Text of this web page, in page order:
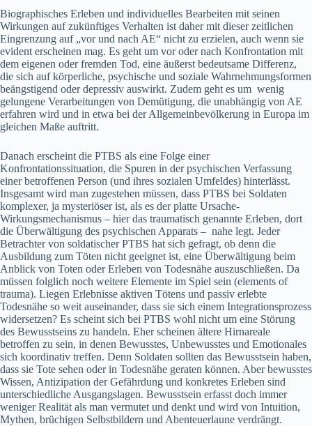
Biographisches Erleben und individuelles Bearbeiten mit seinen
Wirkungen auf zukünftiges Verhalten ist daher mit dieser zeitlichen
Eingrenzung auf „vor und nach AE“ nicht zu erzielen, auch wenn sie
evident erscheinen mag. Es geht um vor oder nach Konfrontation mit
dem eigenen oder fremden Tod, eine äußerst bedeutsame Differenz,
die sich auf körperliche, psychische und soziale Wahrnehmungsformen
beängstigend oder depressiv auswirkt. Zudem geht es um wenig
gelungene Verarbeitungen von Demütigung, die unabhängig von AE
erfahren wird und in etwa bei der Allgemeinbevölkerung in Europa im
gleichen Maße auftritt.
Danach erscheint die PTBS als eine Folge einer
Konfrontationssituation, die Spuren in der psychischen Verfassung
einer betroffenen Person (und ihres sozialen Umfeldes) hinterlässt.
Insgesamt wird man zugestehen müssen, dass PTBS bei Soldaten
komplexer, ja mysteriöser ist, als es der platte Ursache-
Wirkungsmechanismus – hier das traumatisch genannte Erleben, dort
die Überwältigung des psychischen Apparats – nahe legt. Jeder
Betrachter von soldatischer PTBS hat sich gefragt, ob denn die
Ausbildung zum Töten nicht geeignet ist, eine Überwältigung beim
Anblick von Toten oder Erleben von Todesnähe auszuschließen. Da
müssen folglich noch weitere Elemente im Spiel sein (elements of
trauma). Liegen Erlebnisse aktiven Tötens und passiv erlebte
Todesnähe so weit auseinander, dass sie sich einem Integrationsprozess
widersetzen? Es scheint sich bei PTBS wohl nicht um eine Störung
des Bewusstseins zu handeln. Eher scheinen ältere Hirnareale
betroffen zu sein, in denen Bewusstes, Unbewusstes und Emotionales
sich koordinativ treffen. Denn Soldaten sollten das Bewusstsein haben,
dass sie Tote sehen oder in Todesnähe geraten können. Aber bewusstes
Wissen, Antizipation der Gefährdung und konkretes Erleben sind
unterschiedliche Ausgangslagen. Bewusstsein erfasst doch immer
weniger Realität als man vermutet und denkt und wird von Intuition,
Mythen, brüchigen Selbstbildern und Abenteuerlaune verdrängt.